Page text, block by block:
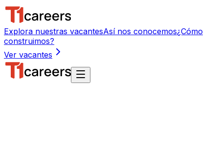
Explora nuestras vacantesAsí nos conocemos¿Cómo
construimos?
Ver vacantes